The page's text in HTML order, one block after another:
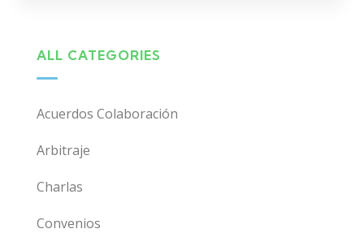
ALL CATEGORIES
Acuerdos Colaboración
Arbitraje
Charlas
Convenios